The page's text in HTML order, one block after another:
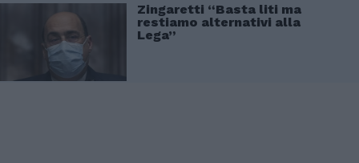
Zingaretti “Basta liti ma
restiamo alternativi alla
Lega”